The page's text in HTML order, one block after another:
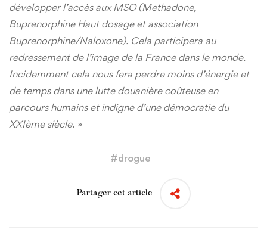
développer l’accès aux MSO (Methadone,
Buprenorphine Haut dosage et association
Buprenorphine/Naloxone). Cela participera au
redressement de l’image de la France dans le monde.
Incidemment cela nous fera perdre moins d’énergie et
de temps dans une lutte douanière coûteuse en
parcours humains et indigne d’une démocratie du
XXIème siècle. »
#drogue
Partager cet article